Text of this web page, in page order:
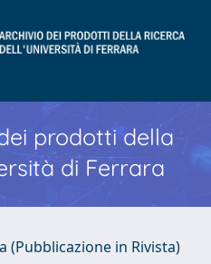
prodotti della
di Ferrara
(Pubblicazione in Rivista)